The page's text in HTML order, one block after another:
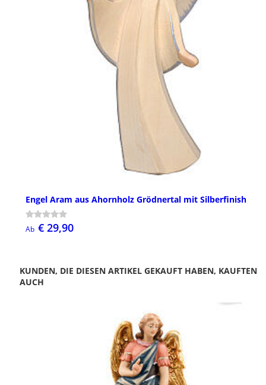
Engel Aram aus Ahornholz Grödnertal mit Silberfinish
Ab € 29,90
KUNDEN, DIE DIESEN ARTIKEL GEKAUFT HABEN, KAUFTEN
AUCH